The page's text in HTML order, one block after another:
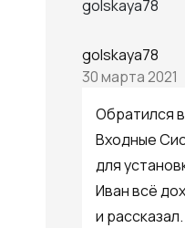
golskaya78
30 марта 2021
Обратился
Входные
для
Иван всё
и